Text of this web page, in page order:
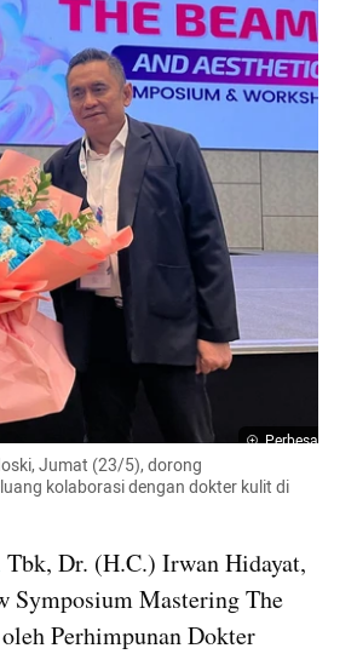
Perbesar
Jumat (23/5), dorong
kolaborasi dengan dokter kulit di
Tbk, Dr. (H.C.) Irwan Hidayat,
Symposium Mastering The
Perhimpunan Dokter